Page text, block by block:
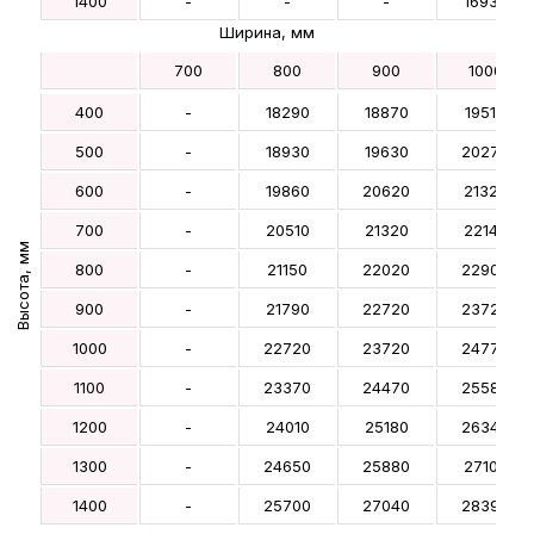
-
- - - 18450
1700 - - - 19440
1800 - - - 20080
1900 - - - -
2000 - - - -
2100 - - - -
2200 - - - -
2300 - - - -
2400 - - - -
2500 - - - -
2600 - - - -
2700 - - - -
Ширина, мм
Высота, мм
700 800 900 1000
400 - 18290 18870 19510
500 - 18930 19630 20270
600 - 19860 20620 21320
700 - 20510 21320 22140
800 - 21150 22020 22900
900 - 21790 22720 23720
1000 - 22720 23720 24770
1100 - 23370 24470 25580
1200 - 24010 25180 26340
1300 - 24650 25880 27100
1400 - 25700 27040 28390